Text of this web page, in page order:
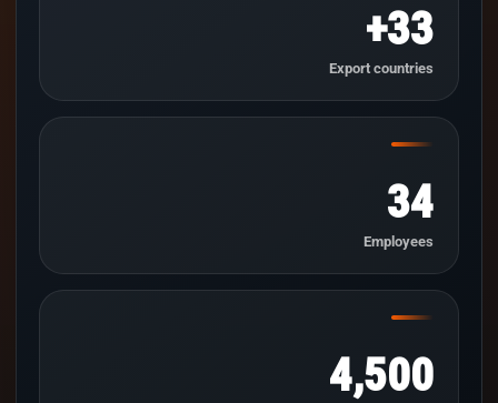
33+
Export countries
34
Employees
4,500